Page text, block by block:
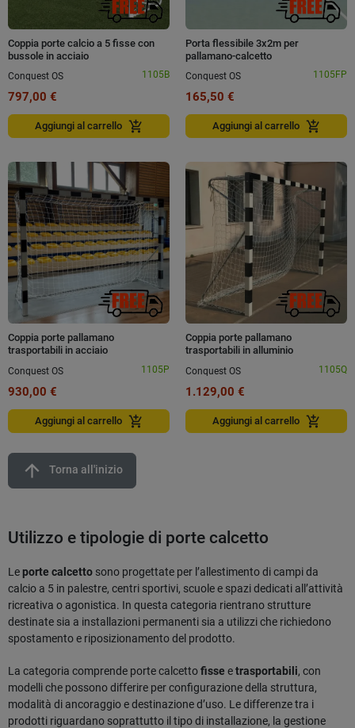
Coppia porte calcio a 5 fisse con
bussole in acciaio
Conquest OS
1105B
797,00 €
Aggiungi al carrello add_shopping_cart
Porta flessibile 3x2m per
pallamano-calcetto
Conquest OS
1105FP
165,50 €
Aggiungi al carrello add_shopping_cart
Coppia porte pallamano
trasportabili in acciaio
Conquest OS
1105P
930,00 €
Aggiungi al carrello add_shopping_cart
Coppia porte pallamano
trasportabili in alluminio
Conquest OS
1105Q
1.129,00 €
Aggiungi al carrello add_shopping_cart
arrow_upward Torna all'inizio
Utilizzo e tipologie di porte calcetto
Leporte calcetto sono progettate per l’allestimento di campi da
calcio a 5 in palestre, centri sportivi, scuole e spazi dedicati all’attività
ricreativa o agonistica. In questa categoria rientrano strutture
destinate sia a installazioni permanenti sia a utilizzi che richiedono
spostamento e riposizionamento del prodotto.
La categoria comprende porte calcettofisse etrasportabili, con
modelli che possono differire per configurazione della struttura,
modalità di ancoraggio e destinazione d’uso. Le differenze tra i
prodotti riguardano soprattutto il tipo di installazione, la gestione